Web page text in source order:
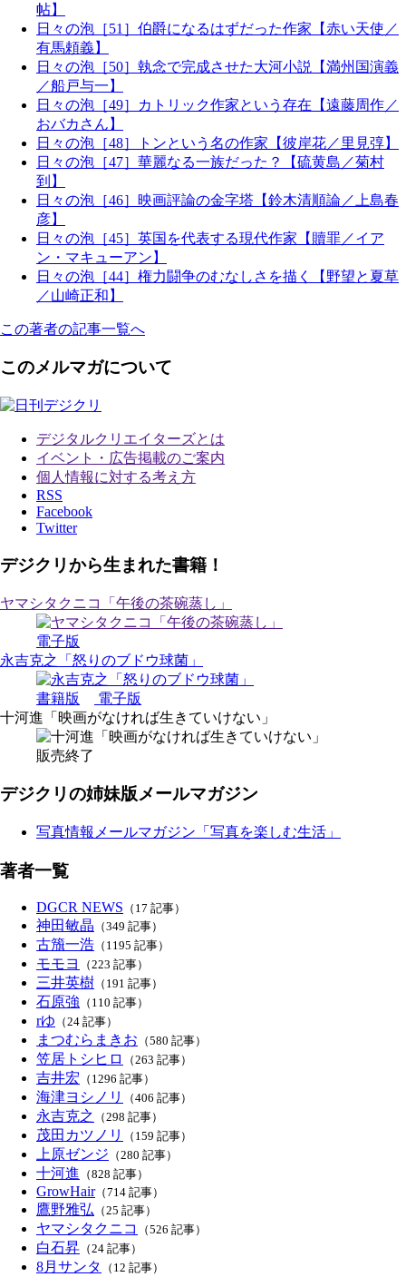
帖】
日々の泡［51］伯爵になるはずだった作家【赤い天使／
有馬頼義】
日々の泡［50］執念で完成させた大河小説【満州国演義
／船戸与一】
日々の泡［49］カトリック作家という存在【遠藤周作／
おバカさん】
日々の泡［48］トンという名の作家【彼岸花／里見弴】
日々の泡［47］華麗なる一族だった？【硫黄島／菊村
到】
日々の泡［46］映画評論の金字塔【鈴木清順論／上島春
彦】
日々の泡［45］英国を代表する現代作家【贖罪／イア
ン・マキューアン】
日々の泡［44］権力闘争のむなしさを描く【野望と夏草
／山崎正和】
この著者の記事一覧へ
このメルマガについて
デジタルクリエイターズとは
イベント・広告掲載のご案内
個人情報に対する考え方
RSS
Facebook
Twitter
デジクリから生まれた書籍！
ヤマシタクニコ「午後の茶碗蒸し」
電子版
永吉克之「怒りのブドウ球菌」
書籍版
電子版
十河進「映画がなければ生きていけない」
販売終了
デジクリの姉妹版メールマガジン
写真情報メールマガジン「写真を楽しむ生活」
著者一覧
DGCR NEWS （17 記事）
神田敏晶 （349 記事）
古籏一浩 （1195 記事）
モモヨ （223 記事）
三井英樹 （191 記事）
石原強 （110 記事）
rゆ （24 記事）
まつむらまきお （580 記事）
笠居トシヒロ （263 記事）
吉井宏 （1296 記事）
海津ヨシノリ （406 記事）
永吉克之 （298 記事）
茂田カツノリ （159 記事）
上原ゼンジ （280 記事）
十河進 （828 記事）
GrowHair（714 記事）
鷹野雅弘 （25 記事）
ヤマシタクニコ （526 記事）
白石昇 （24 記事）
8月サンタ （12 記事）